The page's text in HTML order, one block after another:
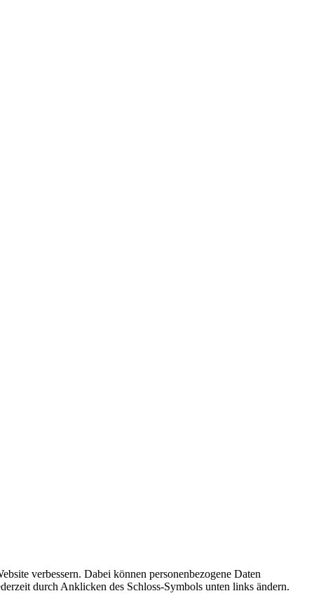
verbessern. Dabei können personenbezogene Daten
durch Anklicken des Schloss-Symbols unten links ändern.